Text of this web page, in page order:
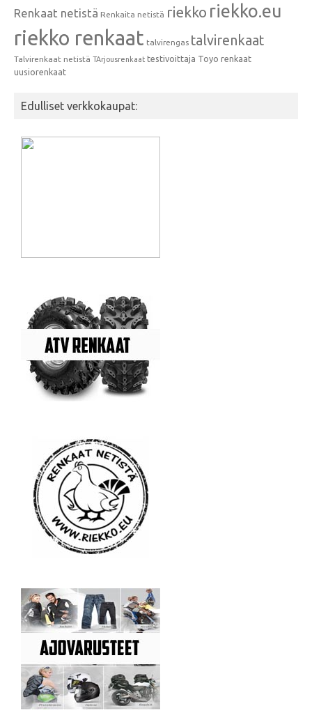
Renkaat netistä Renkaita netistä riekko riekko.eu
riekko renkaat talvirengas talvirenkaat
Talvirenkaat netistä TArjousrenkaat testivoittaja Toyo renkaat
uusiorenkaat
Edulliset verkkokaupat: